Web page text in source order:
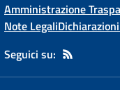
Amministrazione
Note Legali
Seguici su: